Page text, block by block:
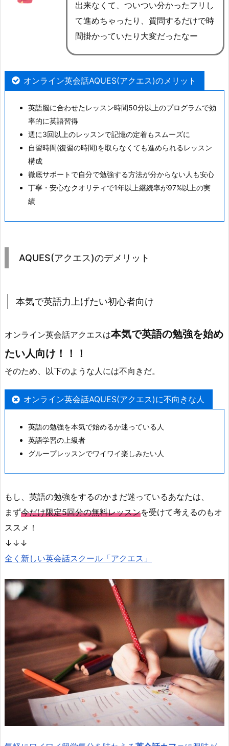
出来なくて、ついつい分かったフリし
て進めちゃったり、質問するだけで時
間掛かっていたり大変だったなー
オンライン英会話AQUES(アクエス)のメリット
英語脳に合わせたレッスン時間50分以上のプログラムで効
率的に英語習得
週に3回以上のレッスンで記憶の定着もスムーズに
自習時間(復習の時間)を取らなくても進められるレッスン
構成
徹底サポートで自分で勉強する方法が分からない人も安心
丁寧・安心なクオリティで1年以上継続率が97%以上の実
績
AQUES(アクエス)のデメリット
本気で英語力上げたい初心者向け
オンライン英会話アクエスは本気で英語の勉強を始め
たい人向け！！！
そのため、以下のような人には不向きだ。
オンライン英会話AQUES(アクエス)に不向きな人
英語の勉強を本気で始めるか迷っている人
英語学習の上級者
グループレッスンでワイワイ楽しみたい人
もし、英語の勉強をするのかまだ迷っているあなたは、
まず今だけ限定5回分の無料レッスンを受けて考えるのもオ
ススメ！
↓↓↓
全く新しい英会話スクール「アクエス」